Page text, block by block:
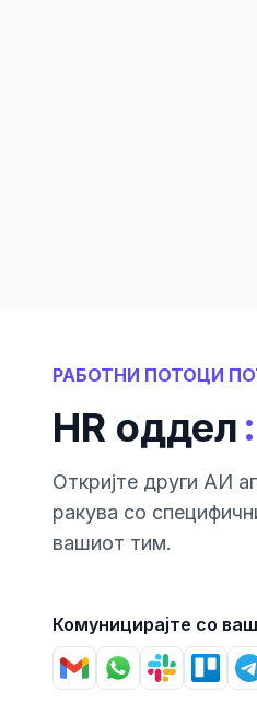
РАБОТНИ ПОТОЦИ
HR оддел :
Откриjте други АИ
ракува со
вашиот тим.
Комуницирајте со